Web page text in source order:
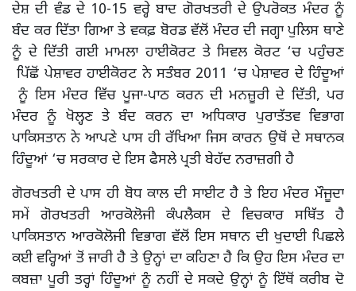
ਦੇਸ਼ ਦੀ ਵੰਡ ਦੇ 10-15 ਵਰ੍ਹੇ ਬਾਦ ਗੋਰਖਤਰੀ ਦੇ ਉਪਰੋਕਤ ਮੰਦਰ ਨੂੰ
ਬੰਦ ਕਰ ਦਿੱਤਾ ਗਿਆ ਤੇ ਵਕਫ਼ ਬੋਰਡ ਵੱਲੋਂ ਮੰਦਰ ਦੀ ਜਗ੍ਹਾ ਪੁਲਿਸ ਥਾਣੇ
ਨੂੰ ਦੇ ਦਿੱਤੀ ਗਈ ਮਾਮਲਾ ਹਾਈਕੋਰਟ ਤੇ ਸਿਵਲ ਕੋਰਟ ‘ਚ ਪਹੁੰਚਣ
ਪਿੱਛੋਂ ਪੇਸ਼ਾਵਰ ਹਾਈਕੋਰਟ ਨੇ ਸਤੰਬਰ 2011 ‘ਚ ਪੇਸ਼ਾਵਰ ਦੇ ਹਿੰਦੂਆਂ
ਨੂੰ ਇਸ ਮੰਦਰ ਵਿੱਚ ਪੂਜਾ-ਪਾਠ ਕਰਨ ਦੀ ਮਨਜ਼ੂਰੀ ਦੇ ਦਿੱਤੀ, ਪਰ
ਮੰਦਰ ਨੂੰ ਖੋਲ੍ਹਣ ਤੇ ਬੰਦ ਕਰਨ ਦਾ ਅਧਿਕਾਰ ਪੁਰਾਤੱਤਵ ਵਿਭਾਗ
ਪਾਕਿਸਤਾਨ ਨੇ ਆਪਣੇ ਪਾਸ ਹੀ ਰੱਖਿਆ ਜਿਸ ਕਾਰਨ ਉਥੋਂ ਦੇ ਸਥਾਨਕ
ਹਿੰਦੂਆਂ ‘ਚ ਸਰਕਾਰ ਦੇ ਇਸ ਫੈਸਲੇ ਪ੍ਰਤੀ ਬੇਹੱਦ ਨਰਾਜ਼ਗੀ ਹੈ
ਗੋਰਖਤਰੀ ਦੇ ਪਾਸ ਹੀ ਬੋਧ ਕਾਲ ਦੀ ਸਾਈਟ ਹੈ ਤੇ ਇਹ ਮੰਦਰ ਮੌਜੂਦਾ
ਸਮੇਂ ਗੋਰਖਤਰੀ ਆਰਕੋਲੋਜੀ ਕੰਪਲੈਕਸ ਦੇ ਵਿਚਕਾਰ ਸਥਿੱਤ ਹੈ
ਪਾਕਿਸਤਾਨ ਆਰਕੋਲੋਜੀ ਵਿਭਾਗ ਵੱਲੋਂ ਇਸ ਸਥਾਨ ਦੀ ਖੁਦਾਈ ਪਿਛਲੇ
ਕਈ ਵਰ੍ਹਿਆਂ ਤੋਂ ਜਾਰੀ ਹੈ ਤੇ ਉਨ੍ਹਾਂ ਦਾ ਕਹਿਣਾ ਹੈ ਕਿ ਉਹ ਇਸ ਮੰਦਰ ਦਾ
ਕਬਜ਼ਾ ਪੂਰੀ ਤਰ੍ਹਾਂ ਹਿੰਦੂਆਂ ਨੂੰ ਨਹੀਂ ਦੇ ਸਕਦੇ ਉਨ੍ਹਾਂ ਨੂੰ ਇੱਥੋਂ ਕਰੀਬ ਦੋ